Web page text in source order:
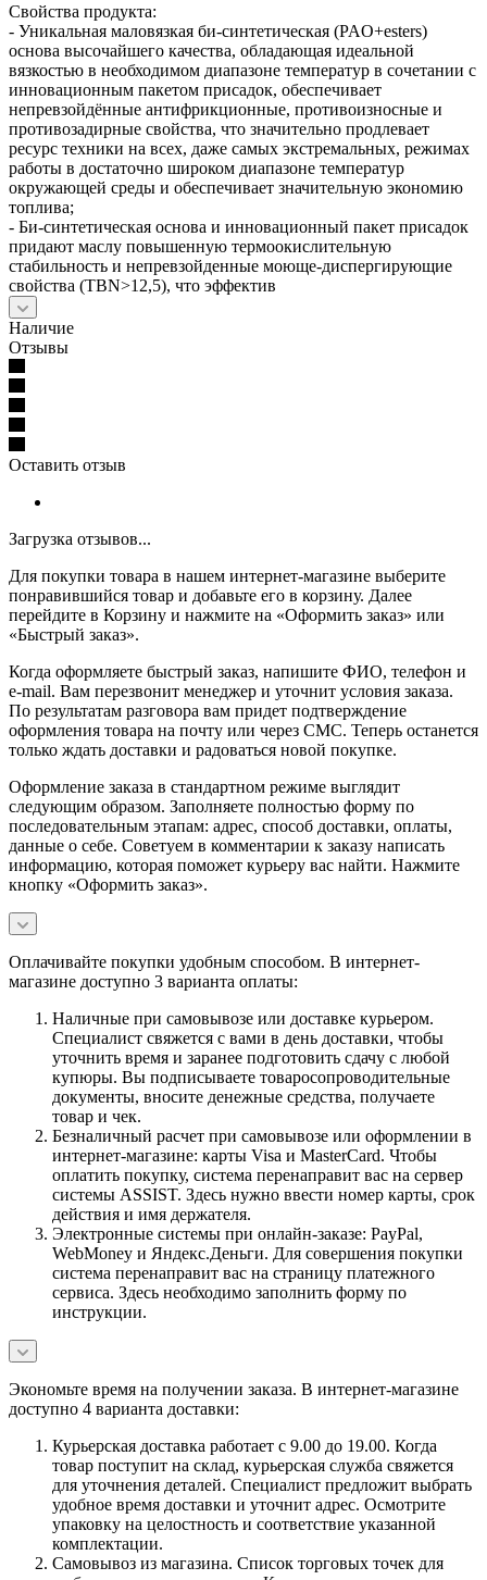
Свойства продукта:
- Уникальная маловязкая би-синтетическая (PAO+esters)
основа высочайшего качества, обладающая идеальной
вязкостью в необходимом диапазоне температур в сочетании с
инновационным пакетом присадок, обеспечивает
непревзойдённые антифрикционные, противоизносные и
противозадирные свойства, что значительно продлевает
ресурс техники на всех, даже самых экстремальных, режимах
работы в достаточно широком диапазоне температур
окружающей среды и обеспечивает значительную экономию
топлива;
- Би-синтетическая основа и инновационный пакет присадок
придают маслу повышенную термоокислительную
стабильность и непревзойденные моюще-диспергирующие
свойства (TBN>12,5), что эффектив
Наличие
Отзывы
Оставить отзыв
Загрузка отзывов...
Для покупки товара в нашем интернет-магазине выберите
понравившийся товар и добавьте его в корзину. Далее
перейдите в Корзину и нажмите на «Оформить заказ» или
«Быстрый заказ».
Когда оформляете быстрый заказ, напишите ФИО, телефон и
e-mail. Вам перезвонит менеджер и уточнит условия заказа.
По результатам разговора вам придет подтверждение
оформления товара на почту или через СМС. Теперь останется
только ждать доставки и радоваться новой покупке.
Оформление заказа в стандартном режиме выглядит
следующим образом. Заполняете полностью форму по
последовательным этапам: адрес, способ доставки, оплаты,
данные о себе. Советуем в комментарии к заказу написать
информацию, которая поможет курьеру вас найти. Нажмите
кнопку «Оформить заказ».
Оплачивайте покупки удобным способом. В интернет-
магазине доступно 3 варианта оплаты:
Наличные при самовывозе или доставке курьером.
Специалист свяжется с вами в день доставки, чтобы
уточнить время и заранее подготовить сдачу с любой
купюры. Вы подписываете товаросопроводительные
документы, вносите денежные средства, получаете
товар и чек.
Безналичный расчет при самовывозе или оформлении в
интернет-магазине: карты Visa и MasterCard. Чтобы
оплатить покупку, система перенаправит вас на сервер
системы ASSIST. Здесь нужно ввести номер карты, срок
действия и имя держателя.
Электронные системы при онлайн-заказе: PayPal,
WebMoney и Яндекс.Деньги. Для совершения покупки
система перенаправит вас на страницу платежного
сервиса. Здесь необходимо заполнить форму по
инструкции.
Экономьте время на получении заказа. В интернет-магазине
доступно 4 варианта доставки:
Курьерская доставка работает с 9.00 до 19.00. Когда
товар поступит на склад, курьерская служба свяжется
для уточнения деталей. Специалист предложит выбрать
удобное время доставки и уточнит адрес. Осмотрите
упаковку на целостность и соответствие указанной
комплектации.
Самовывоз из магазина. Список торговых точек для